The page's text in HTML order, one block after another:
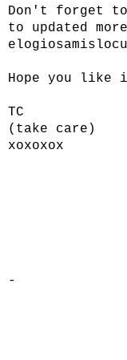
Don't forget to
to updated
Hope you like
TC
(take care)
xoxoxox
-